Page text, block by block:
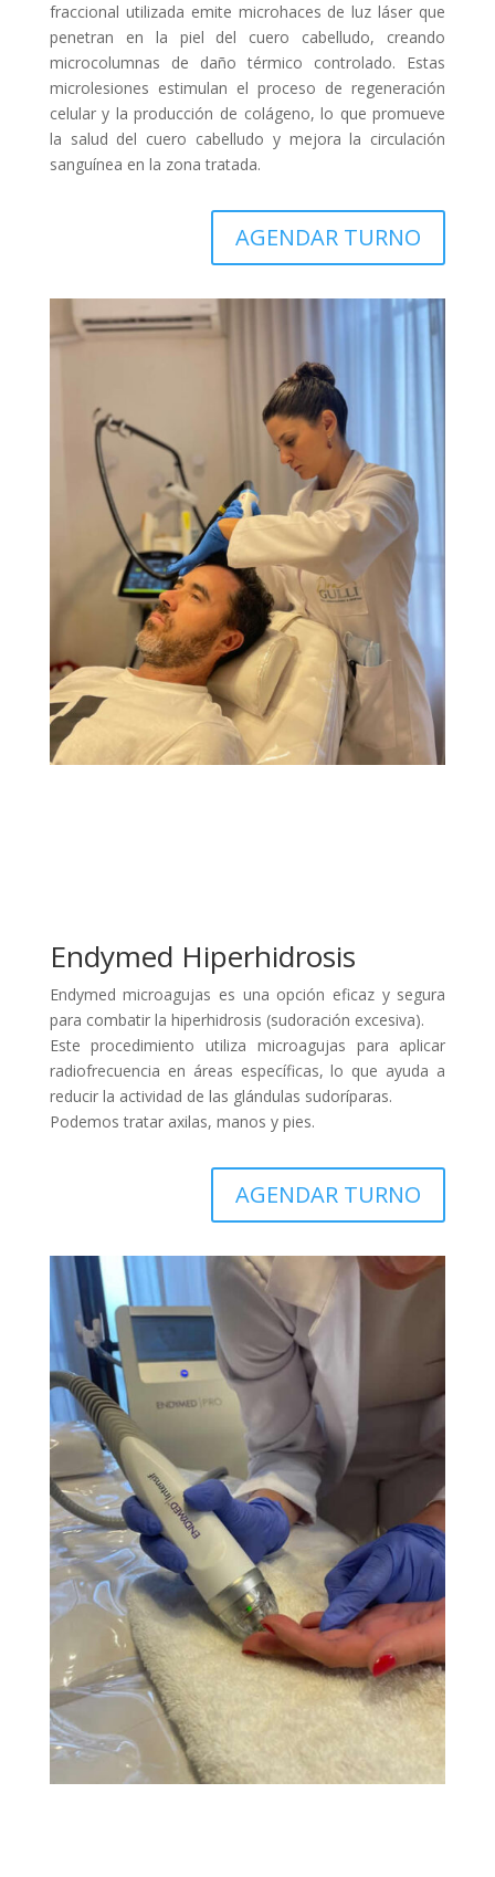
fraccional utilizada emite microhaces de luz láser que
penetran en la piel del cuero cabelludo, creando
microcolumnas de daño térmico controlado. Estas
microlesiones estimulan el proceso de regeneración
celular y la producción de colágeno, lo que promueve
la salud del cuero cabelludo y mejora la circulación
sanguínea en la zona tratada.
AGENDAR TURNO
Endymed Hiperhidrosis
Endymed microagujas es una opción eficaz y segura
para combatir la hiperhidrosis (sudoración excesiva).
Este procedimiento utiliza microagujas para aplicar
radiofrecuencia en áreas específicas, lo que ayuda a
reducir la actividad de las glándulas sudoríparas.
Podemos tratar axilas, manos y pies.
AGENDAR TURNO